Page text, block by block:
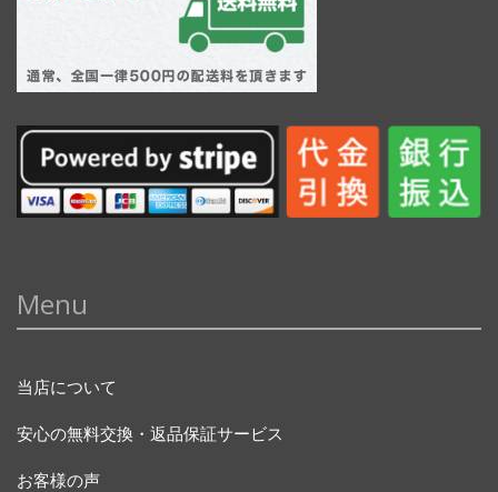
Menu
当店について
安心の無料交換・返品保証サービス
お客様の声